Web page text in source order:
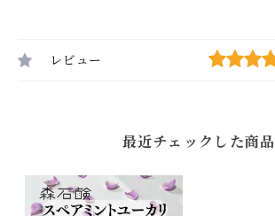
レビュー
最近チェックした商品